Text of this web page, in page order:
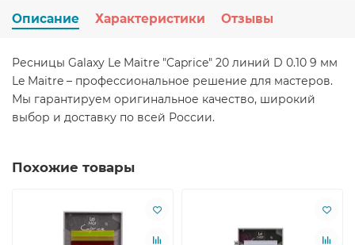
Описание Характеристики Отзывы
Ресницы Galaxy Le Maitre "Caprice" 20 линий D 0.10 9 мм
Le Maitre – профессиональное решение для мастеров.
Мы гарантируем оригинальное качество, широкий
выбор и доставку по всей России.
Похожие товары